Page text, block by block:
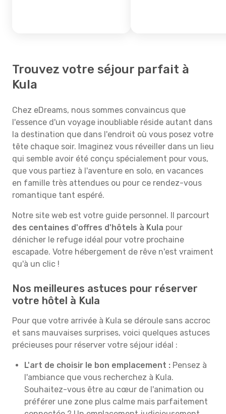
Trouvez votre séjour parfait à
Kula
Chez eDreams, nous sommes convaincus que
l'essence d'un voyage inoubliable réside autant dans
la destination que dans l'endroit où vous posez votre
tête chaque soir. Imaginez vous réveiller dans un lieu
qui semble avoir été conçu spécialement pour vous,
que vous partiez à l'aventure en solo, en vacances
en famille très attendues ou pour ce rendez-vous
romantique tant espéré.
Notre site web est votre guide personnel. Il parcourt
des centaines d'offres d'hôtels à Kula pour
dénicher le refuge idéal pour votre prochaine
escapade. Votre hébergement de rêve n'est vraiment
qu'à un clic !
Nos meilleures astuces pour réserver
votre hôtel à Kula
Pour que votre arrivée à Kula se déroule sans accroc
et sans mauvaises surprises, voici quelques astuces
précieuses pour réserver votre séjour idéal :
L'art de choisir le bon emplacement : Pensez à
l'ambiance que vous recherchez à Kula.
Souhaitez-vous être au cœur de l'animation ou
préférer une zone plus calme mais parfaitement